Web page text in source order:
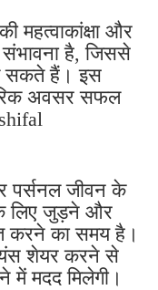
महत्वाकांक्षा और
संभावना है, जिससे
सकते हैं। इस
अवसर सफल
पर्सनल जीवन के
लिए जुड़ने और
करने का समय है।
शेयर करने से
में मदद मिलेगी।